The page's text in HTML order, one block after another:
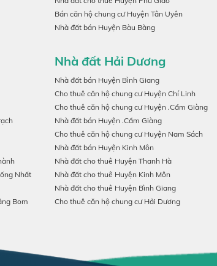
Bán căn hộ chung cư Huyện Tân Uyên
Nhà đất bán Huyện Bàu Bàng
Nhất
Bom
Nhà đất Hải Dương
Nhà đất bán Huyện Bình Giang
Cho thuê căn hộ chung cư Huyện Chí Linh
Cho thuê căn hộ chung cư Huyện .Cẩm Giàng
Nhà đất bán Huyện .Cẩm Giàng
Cho thuê căn hộ chung cư Huyện Nam Sách
Nhà đất bán Huyện Kinh Môn
Nhà đất cho thuê Huyện Thanh Hà
Nhà đất cho thuê Huyện Kinh Môn
Nhà đất cho thuê Huyện Bình Giang
Cho thuê căn hộ chung cư Hải Dương